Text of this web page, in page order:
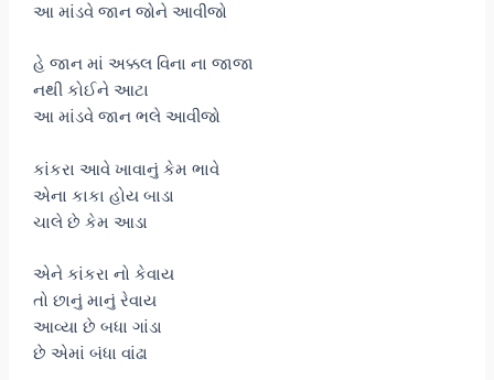
આ માંડવે જાન જોને આવીજો
હે જાન માં અક્કલ વિના ના જાજા
નથી કોઈને આટા
આ માંડવે જાન ભલે આવીજો
કાંકરા આવે ખાવાનું કેમ ભાવે
એના કાકા હોય બાડા
ચાલે છે કેમ આડા
એને કાંકરા નો કેવાય
તો છાનું માનું રેવાય
આવ્યા છે બધા ગાંડા
છે એમાં બંધા વાંઢા